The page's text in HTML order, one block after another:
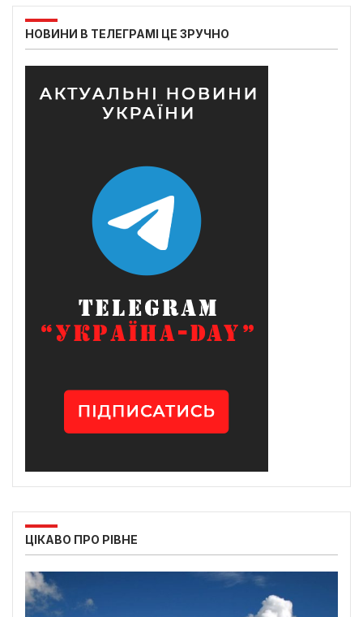
НОВИНИ В ТЕЛЕГРАМІ ЦЕ ЗРУЧНО
ЦІКАВО ПРО РІВНЕ